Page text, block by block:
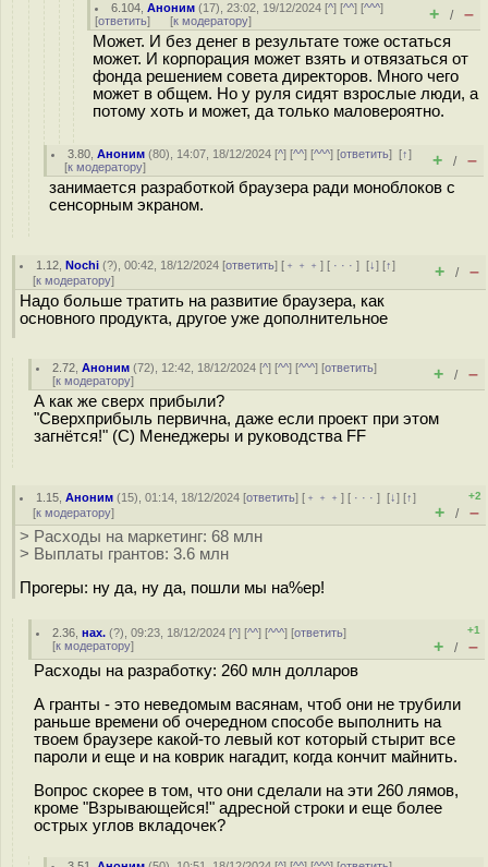
6.104 ,Аноним (17), 23:02, 19/12/2024 [^] [^^] [^^^]
[ответить] [к модератору] + / –
Может. И без денег в результате тоже остаться
может. И корпорация может взять и отвязаться от
фонда решением совета директоров. Много чего
может в общем. Но у руля сидят взрослые люди, а
потому хоть и может, да только маловероятно.
3.80 ,Аноним (80), 14:07, 18/12/2024 [^] [^^] [^^^] [ответить][↑]
[к модератору] + / –
занимается разработкой браузера ради моноблоков с
сенсорным экраном.
1.12 ,Nochi (?), 00:42, 18/12/2024 [ответить] [ ﹢﹢﹢] [ · · ·][↓] [↑]
[к модератору] + / –
Надо больше тратить на развитие браузера, как
основного продукта, другое уже дополнительное
2.72 ,Аноним (72), 12:42, 18/12/2024 [^] [^^] [^^^] [ответить]
[к модератору] + / –
А как же сверх прибыли?
"Сверхприбыль первична, даже если проект при этом
загнётся!" (С) Менеджеры и руководства FF
1.15 ,Аноним (15), 01:14, 18/12/2024 [ответить] [ ﹢﹢﹢] [ · · ·][↓] [↑]
[к модератору]
+2
+ / –
> Расходы на маркетинг: 68 млн
> Выплаты грантов: 3.6 млн
Прогеры: ну да, ну да, пошли мы на%ер!
2.36 ,нах. (?), 09:23, 18/12/2024 [^] [^^] [^^^] [ответить]
[к модератору]
+1
+ / –
Расходы на разработку: 260 млн долларов
А гранты - это неведомым васянам, чтоб они не трубили
раньше времени об очередном способе выполнить на
твоем браузере какой-то левый кот который стырит все
пароли и еще и на коврик нагадит, когда кончит майнить.
Вопрос скорее в том, что они сделали на эти 260 лямов,
кроме "Взрывающейся!" адресной строки и еще более
острых углов вкладочек?